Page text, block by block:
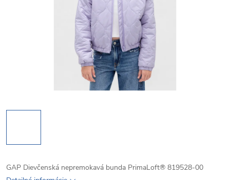
GAP Dievčenská nepremokavá bunda PrimaLoft® 819528-00